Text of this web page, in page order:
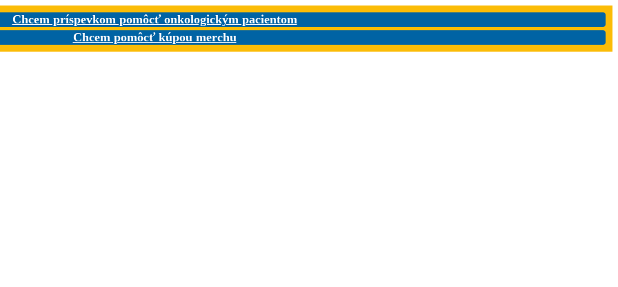
Chcem príspevkom pomôcť onkologickým pacientom
Chcem pomôcť kúpou merchu